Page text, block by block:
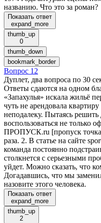
названию. Что это за роман?
Показать ответ
expand_more
thumb_up
0
thumb_down
bookmark_border
Вопрос 12
Дуплет, два вопроса по 30
Ответы сдаются на одном
«Запахулья» искала жильё
чуть не арендовала
неподалеку. Пытаясь
воспользоваться не только
ПРОПУСК.ru [пропуск
раза. 2. В статье на сайте
команда постоянно
столкнется с серьезными
уйдет. Можно сказать, что
Догадавшись, что мы
назовите этого человека.
Показать ответ
expand_more
thumb_up
2